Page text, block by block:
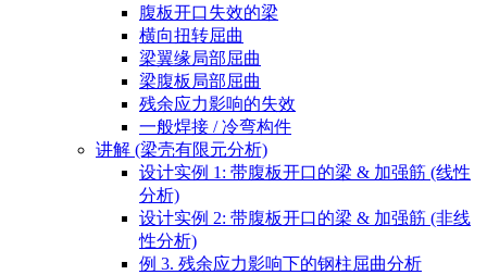
腹板开口失效的梁
横向扭转屈曲
梁翼缘局部屈曲
梁腹板局部屈曲
残余应力影响的失效
一般焊接 / 冷弯构件
讲解 (梁壳有限元分析)
设计实例 1: 带腹板开口的梁 & 加强筋 (线性
分析)
设计实例 2: 带腹板开口的梁 & 加强筋 (非线
性分析)
例 3. 残余应力影响下的钢柱屈曲分析